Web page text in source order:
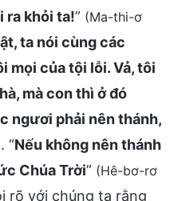
ra khỏi ta!” (Ma-thi-ơ
ta nói cùng các
mọi của tội lỗi. Vả, tôi
mà con thì ở đó
ngươi phải nên thánh,
. “Nếu không nên thánh
Chúa Trời” (Hê-bơ-rơ
rõ với chúng ta rằng